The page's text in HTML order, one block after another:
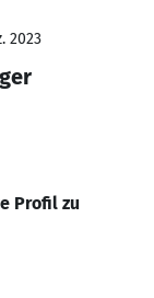
2023
Profil zu